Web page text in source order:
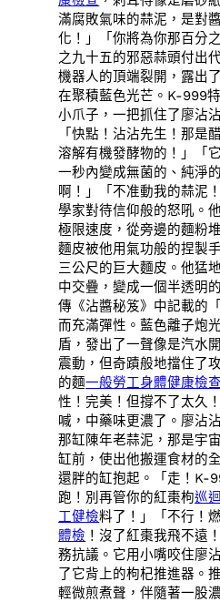
滿腐敗氣味的蒜泥，是對
化！」「你將為你那百分
之九十五的邪惡蒜頭付出
機器人的頂端裂開，露出
在聚積藍色光芒。K-999
小爪子，一把抓住了廖沾
「快點！沾沾先生！那是
溶解有機發酵物的！」「
一秒內變成無菌的、純淨
啊！」「不准動我的蒜泥
學家對待信仰般的怒吼。
極限速度，從旁邊的麵粉
麵皮被他用氣功般的捏製
三公尺的巨大麵皮。他猛
中交疊，變成一個半透明
傳《沾醬秘笈》中記載的
而充滿彈性。藍色離子炮
盾，發出了一聲像是汽水
震動，但奇蹟般地擋住了
的麵一般勞工身體健康檢
性！完美！但撐不了太久
喊，中藥味更濃了。廖沾
那缸陳年老蒜泥，那是宇
缸前，使出他搬運食材的
還胖的缸抱起。「走！K-
跑！別再管你的紅棗枸巡
工健檢料了！」「不行！
體檢 ！沒了紅棗我飛不遠
務抗議。它用小嘴咬住廖
了它背上的枸杞推進器。
輕微煎煮聲，伴隨著一股